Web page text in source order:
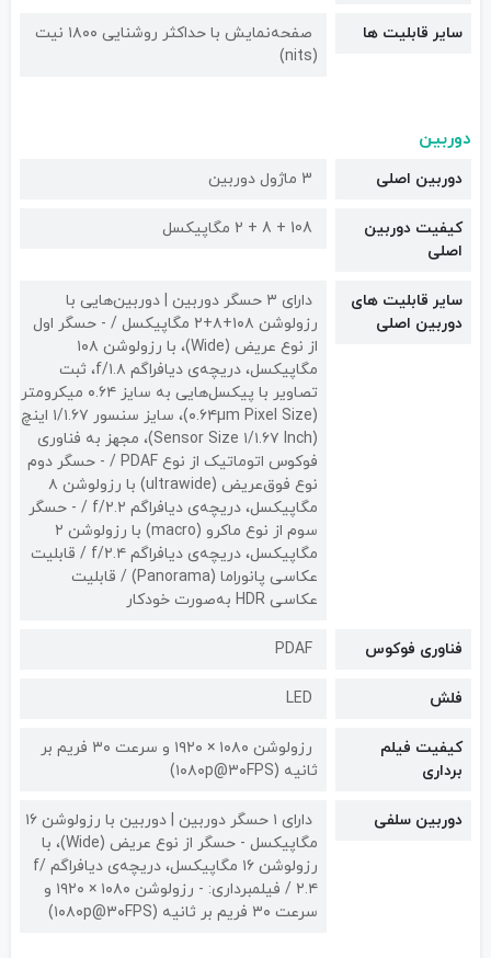
سایر قابلیت ها
صفحه‌نمایش با حداکثر روشنایی ۱۸۰۰ نیت
(nits)
دوربین
دوربین اصلی 3 ماژول دوربین
کیفیت دوربین‌
اصلی
108 + 8 + 2 مگاپیکسل
سایر قابلیت های
دوربین اصلی
دارای ۳ حسگر دوربین | دوربین‌هایی با
رزولوشن ۱۰۸+۸+۲ مگاپیکسل / - حسگر اول
از نوع عریض (Wide)، با رزولوشن ۱۰۸
مگاپیکسل، دریچه‌ی دیافراگم f/۱.۸، ثبت
تصاویر با پیکسل‎‌هایی به سایز ۰.۶۴ میکرومتر
(۰.۶۴µm Pixel Size)، سایز سنسور ۱/۱.۶۷ اینچ
(Sensor Size ۱/۱.۶۷ Inch)، مجهز به فناوری
فوکوس اتوماتیک از نوع PDAF / - حسگر دوم
نوع فوق‌عریض (ultrawide) با رزولوشن ۸
مگاپیکسل، دریچه‌ی دیافراگم f/۲.۲ / - حسگر
سوم از نوع ماکرو (macro) با رزولوشن ۲
مگاپیکسل، دریچه‌ی دیافراگم f/۲.۴ / قابلیت
عکاسی پانوراما (Panorama) / قابلیت
عکاسی HDR به‌صورت خودکار
فناوری فوکوس PDAF
فلش LED
کیفیت فیلم
برداری
رزولوشن ۱۰۸۰ × ۱۹۲۰ و سرعت ۳۰ فریم بر
ثانیه (۱۰۸۰p@۳۰FPS)
دوربین سلفی
دارای ۱ حسگر دوربین | دوربین‌ با رزولوشن ۱۶
مگاپیکسل - حسگر از نوع عریض (Wide)، با
رزولوشن ۱۶ مگاپیکسل، دریچه‌ی دیافراگم f/
۲.۴ / فیلمبرداری: - رزولوشن ۱۰۸۰ × ۱۹۲۰ و
سرعت ۳۰ فریم بر ثانیه (۱۰۸۰p@۳۰FPS)